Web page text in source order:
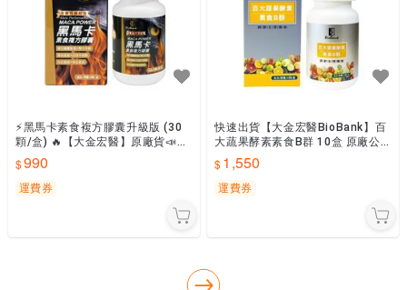
⚡黑馬卡素食複方膠囊升級版 (30
顆/盒) 🔥【大金宏醫】原廠貨📣隨
貨附發票
990
運費券
快速出貨【大金宏醫BioBank】百
大蔬果酵素素食B群 10盒 原廠公
司貨
1,550
運費券